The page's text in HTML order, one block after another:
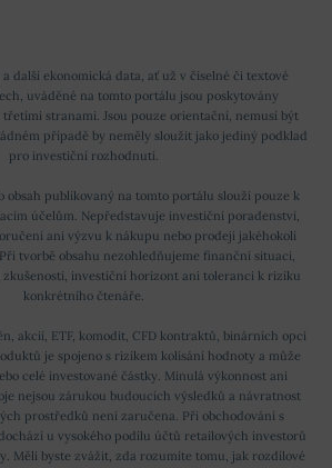
další ekonomická data, ať už v číselné či textové
uváděné na tomto portálu jsou poskytovány
stranami. Jsou pouze orientační, nemusí být
případě by neměly sloužit jako jediný podklad
pro investiční rozhodnutí.
obsah publikovaný na tomto portálu slouží pouze k
účelům. Nepředstavuje investiční poradenství,
ani výzvu k nákupu nebo prodeji jakéhokoli
tvorbě obsahu nezohledňujeme finanční situaci,
investiční horizont ani toleranci k riziku
konkrétního čtenáře.
akcií, ETF, komodit, CFD kontraktů, binárních opcí
je spojeno s rizikem kolísání hodnoty a může
celé investované částky. Minulá výkonnost ani
nejsou zárukou budoucích výsledků a návratnost
prostředků není zaručena. Při obchodování s
u vysokého podílu účtů retailových investorů
Měli byste zvážit, zda rozumíte tomu, jak rozdílové